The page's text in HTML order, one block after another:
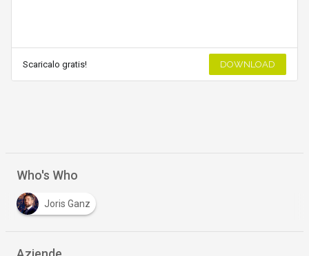
Scaricalo gratis! DOWNLOAD
Who's Who
Joris Ganz